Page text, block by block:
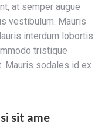
at semper augue
vestibulum. Mauris
interdum lobortis
tristique
Mauris sodales id ex
sit ame